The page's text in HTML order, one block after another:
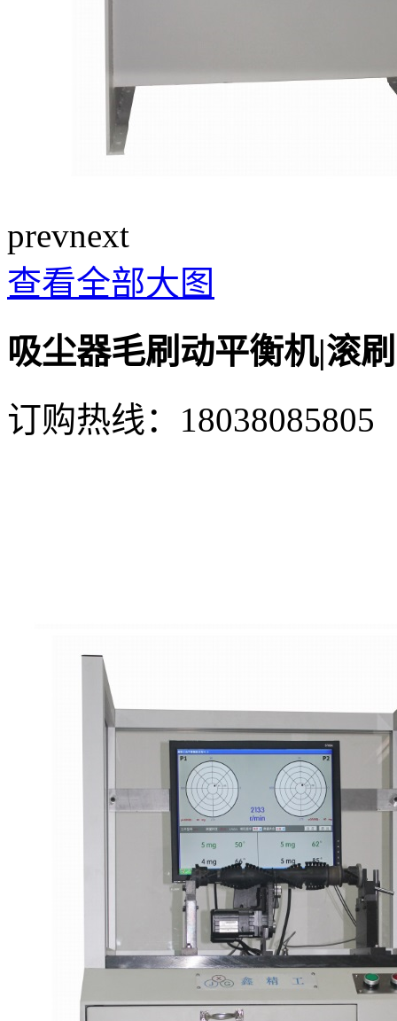
prevnext
查看全部大图
吸尘器毛刷动平衡机|滚
订购热线： 18038085805